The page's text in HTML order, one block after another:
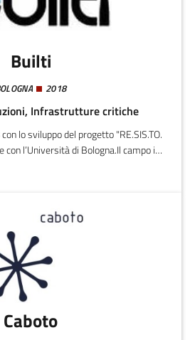
Builti
2018
Infrastrutture critiche
lo sviluppo del progetto "RE.SIS.TO.
con l’Università di Bologna.Il campo in
civile (edifici strategici e rilevanti,
e produttiva) e del restauro
e manufatti storici).
Caboto